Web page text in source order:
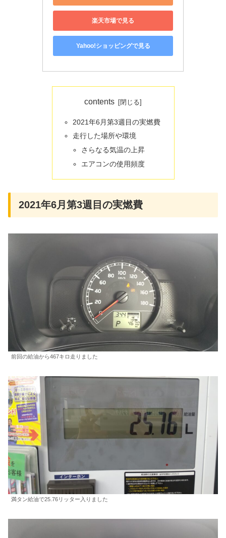
楽天市場で見る
Yahoo!ショッピングで見る
contents
2021年6月第3週目の実燃費
走行した場所や環境
さらなる気温の上昇
エアコンの使用頻度
2021年6月第3週目の実燃費
前回の給油から467キロ走りました
満タン給油で25.76リッター入りました